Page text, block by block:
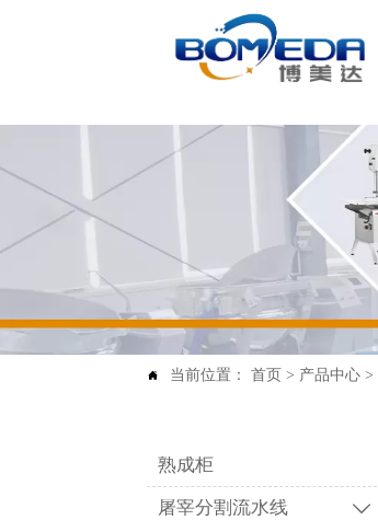
 当前位置：首页 > 产品中心 >
熟成柜
屠宰分割流水线 